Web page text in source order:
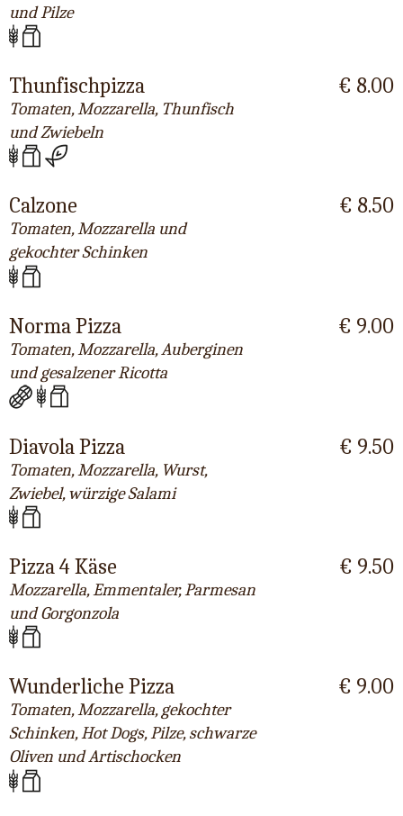
und Pilze
Thunfischpizza
Tomaten, Mozzarella, Thunfisch
und Zwiebeln
€ 8.00
Calzone
Tomaten, Mozzarella und
gekochter Schinken
€ 8.50
Norma Pizza
Tomaten, Mozzarella, Auberginen
und gesalzener Ricotta
€ 9.00
Diavola Pizza
Tomaten, Mozzarella, Wurst,
Zwiebel, würzige Salami
€ 9.50
Pizza 4 Käse
Mozzarella, Emmentaler, Parmesan
und Gorgonzola
€ 9.50
Wunderliche Pizza
Tomaten, Mozzarella, gekochter
Schinken, Hot Dogs, Pilze, schwarze
Oliven und Artischocken
€ 9.00